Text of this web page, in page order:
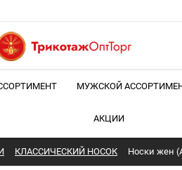
МУЖСКОЙ
АКЦИИ
КЛАССИЧЕСКИЙ НОСОК Носки жен